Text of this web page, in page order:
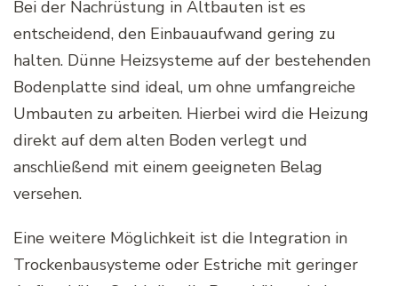
Bei der Nachrüstung in Altbauten ist es
entscheidend, den Einbauaufwand gering zu
halten. Dünne Heizsysteme auf der bestehenden
Bodenplatte sind ideal, um ohne umfangreiche
Umbauten zu arbeiten. Hierbei wird die Heizung
direkt auf dem alten Boden verlegt und
anschließend mit einem geeigneten Belag
versehen.
Eine weitere Möglichkeit ist die Integration in
Trockenbausysteme oder Estriche mit geringer